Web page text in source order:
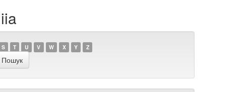
S T U V W X Y Z